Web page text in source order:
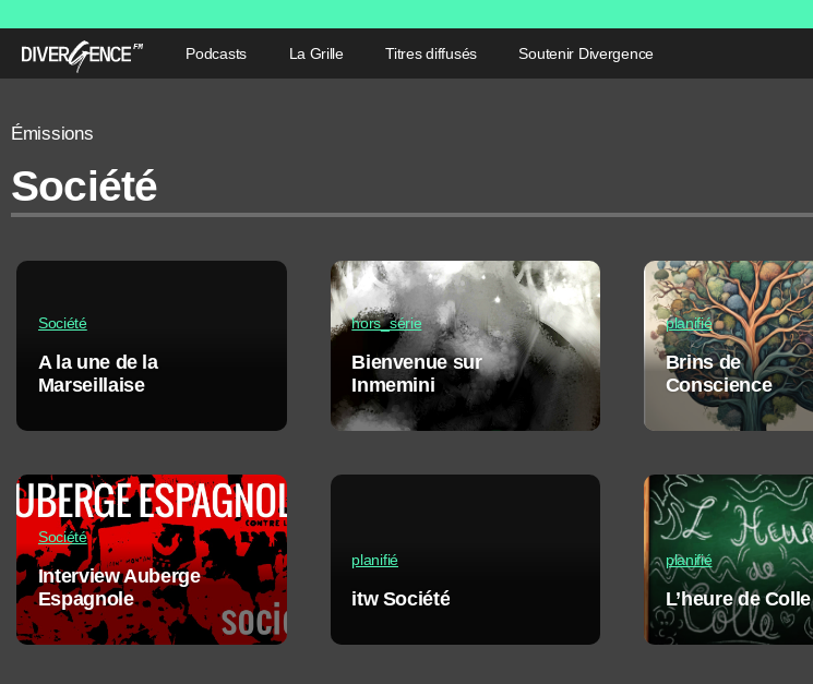
Podcasts La Grille Titres diffusés Soutenir Divergence
Émissions
Société
Société
A la une de la
Marseillaise
hors_série
Bienvenue sur
Inmemini
planifié
Brins de
Conscience
Société
Interview Auberge
Espagnole
planifié
itw Société
planifié
L’heure de Colle